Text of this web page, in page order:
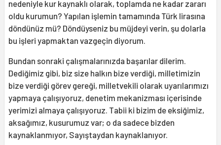
nedeniyle kur kaynaklı olarak, toplamda ne kadar zararı
oldu kurumun? Yapılan işlemin tamamında Türk lirasına
döndünüz mü? Döndüyseniz bu müjdeyi verin, şu dolarla
bu işleri yapmaktan vazgeçin diyorum.
Bundan sonraki çalışmalarınızda başarılar dilerim.
Dediğimiz gibi, biz size halkın bize verdiği, milletimizin
bize verdiği görev gereği, milletvekili olarak uyarılarımızı
yapmaya çalışıyoruz, denetim mekanizması içerisinde
yerimizi almaya çalışıyoruz. Tabii ki bizim de eksiğimiz,
aksağımız, kusurumuz var; o da sadece bizden
kaynaklanmıyor, Sayıştaydan kaynaklanıyor.